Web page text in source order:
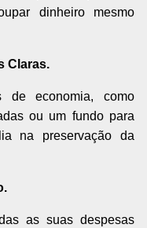
dinheiro mesmo
Claras.
de economia, como
ou um fundo para
na preservação da
as suas despesas